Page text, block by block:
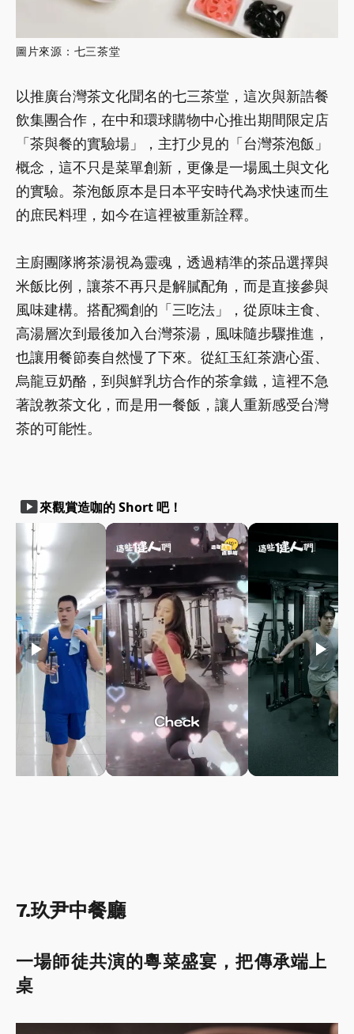
圖片來源：七三茶堂
以推廣台灣茶文化聞名的七三茶堂，這次與新誥餐
飲集團合作，在中和環球購物中心推出期間限定店
「茶與餐的實驗場」，主打少見的「台灣茶泡飯」
概念，這不只是菜單創新，更像是一場風土與文化
的實驗。茶泡飯原本是日本平安時代為求快速而生
的庶民料理，如今在這裡被重新詮釋。
主廚團隊將茶湯視為靈魂，透過精準的茶品選擇與
米飯比例，讓茶不再只是解膩配角，而是直接參與
風味建構。搭配獨創的「三吃法」，從原味主食、
高湯層次到最後加入台灣茶湯，風味隨步驟推進，
也讓用餐節奏自然慢了下來。從紅玉紅茶溏心蛋、
烏龍豆奶酪，到與鮮乳坊合作的茶拿鐵，這裡不急
著說教茶文化，而是用一餐飯，讓人重新感受台灣
茶的可能性。
smart_display來觀賞造咖的 Short 吧！
play_arrow play_arrow play_arrow
7.玖尹中餐廳
一場師徒共演的粵菜盛宴，把傳承端上
桌